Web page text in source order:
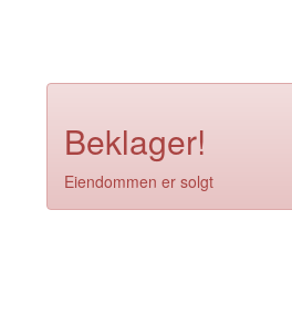
Beklager!
Eiendommen er solgt